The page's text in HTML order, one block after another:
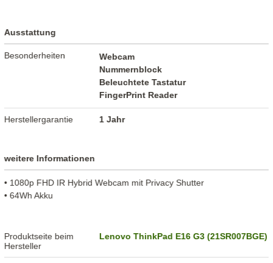
Ausstattung
Besonderheiten
Webcam
Nummernblock
Beleuchtete Tastatur
FingerPrint Reader
Herstellergarantie 1 Jahr
weitere Informationen
• 1080p FHD IR Hybrid Webcam mit Privacy Shutter
• 64Wh Akku
Produktseite beim
Hersteller
Lenovo ThinkPad E16 G3 (21SR007BGE)